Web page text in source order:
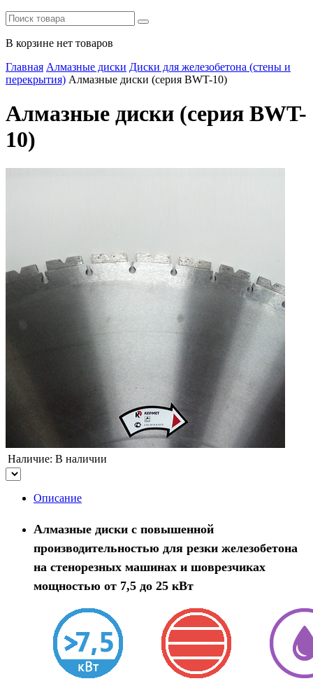
В корзине нет товаров
Главная Алмазные диски Диски для железобетона (стены и
перекрытия) Алмазные диски (серия BWT-10)
Алмазные диски (серия BWT-
10)
Наличие: В наличии
Описание
Алмазные диски с повышенной
производительностью для резки железобетона
на стенорезных машинах и шоврезчиках
мощностью от 7,5 до 25 кВт